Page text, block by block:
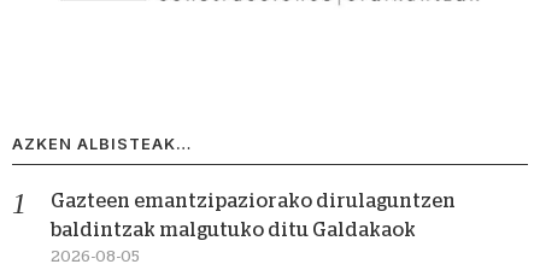
AZKEN ALBISTEAK…
Gazteen emantzipaziorako dirulaguntzen
baldintzak malgutuko ditu Galdakaok
2026-08-05